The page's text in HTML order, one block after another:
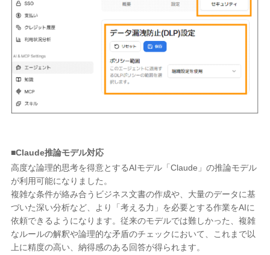
■Claude推論モデル対応
高度な論理的思考を得意とするAIモデル「Claude」の推論モデル
が利用可能になりました。
複雑な条件が絡み合うビジネス文書の作成や、大量のデータに基
づいた深い分析など、より「考える力」を必要とする作業をAIに
依頼できるようになります。従来のモデルでは難しかった、複雑
なルールの解釈や論理的な矛盾のチェックにおいて、これまで以
上に精度の高い、納得感のある回答が得られます。